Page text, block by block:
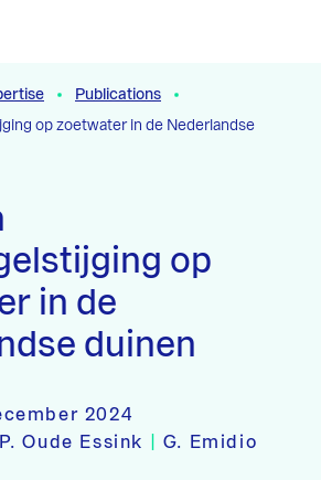
Publications
op zoetwater in de Nederlandse
op
in de
duinen
2024
Oude Essink
G. Emidio